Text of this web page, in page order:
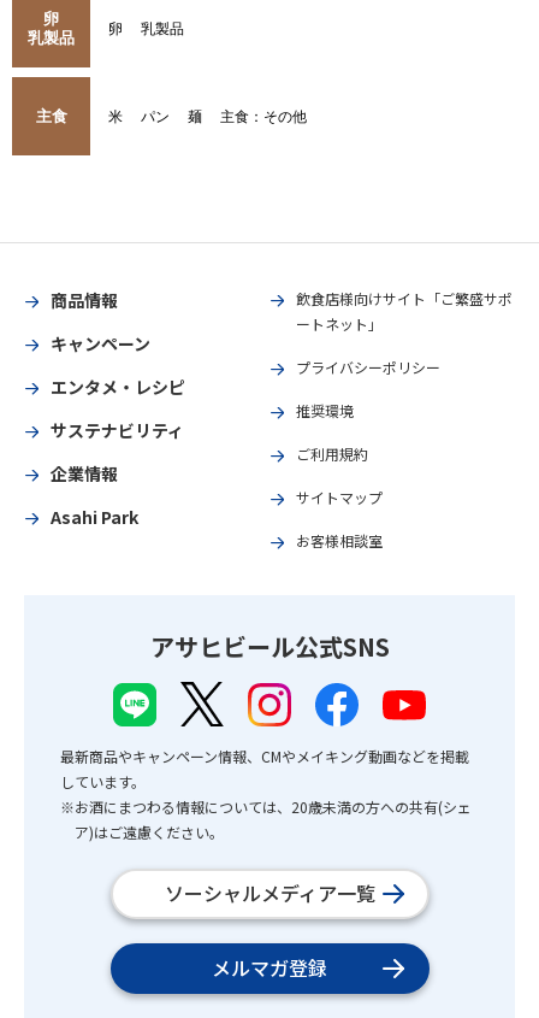
卵
乳製品
卵 乳製品
主食 米 パン 麺 主食：その他
商品情報
キャンペーン
エンタメ・レシピ
サステナビリティ
企業情報
Asahi Park
飲食店様向けサイト「ご繁盛サポ
ートネット」
プライバシーポリシー
推奨環境
ご利用規約
サイトマップ
お客様相談室
アサヒビール公式SNS
最新商品やキャンペーン情報、CMやメイキング動画などを掲載
しています。
※お酒にまつわる情報については、20歳未満の方への共有(シェ
ア)はご遠慮ください。
ソーシャルメディア一覧
メルマガ登録